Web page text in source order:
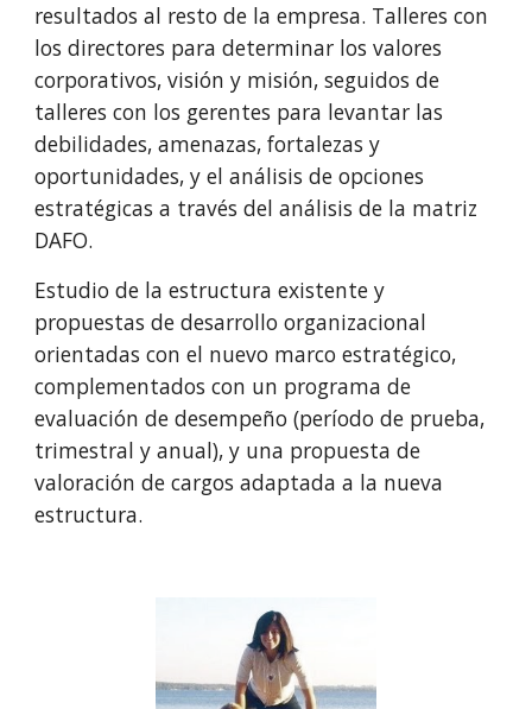
resultados al resto de la empresa. Talleres con
los directores para determinar los valores
corporativos, visión y misión, seguidos de
talleres con los gerentes para levantar las
debilidades, amenazas, fortalezas y
oportunidades, y el análisis de opciones
estratégicas a través del análisis de la matriz
DAFO.
Estudio de la estructura existente y
propuestas de desarrollo organizacional
orientadas con el nuevo marco estratégico,
complementados con un programa de
evaluación de desempeño (período de prueba,
trimestral y anual), y una propuesta de
valoración de cargos adaptada a la nueva
estructura.